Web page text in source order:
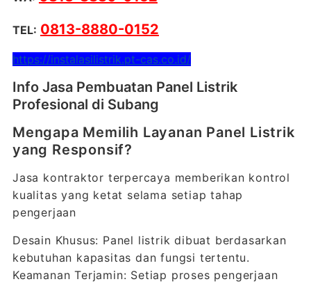
TEL: 0813-8880-0152
https://instalasilistrik.pt-cas.co.id/
Info Jasa Pembuatan Panel Listrik
Profesional di Subang
Mengapa Memilih Layanan Panel Listrik
yang Responsif?
Jasa kontraktor terpercaya memberikan kontrol
kualitas yang ketat selama setiap tahap
pengerjaan
Desain Khusus: Panel listrik dibuat berdasarkan
kebutuhan kapasitas dan fungsi tertentu.
Keamanan Terjamin: Setiap proses pengerjaan